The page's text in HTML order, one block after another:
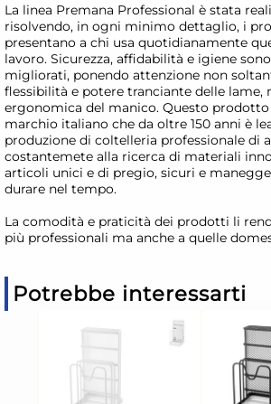
La linea Premana Professional è stata
risolvendo, in ogni minimo dettaglio, i
presentano a chi usa quotidianamente
lavoro. Sicurezza, affidabilità e igiene
migliorati, ponendo attenzione non
flessibilità e potere tranciante delle lame,
ergonomica del manico. Questo
marchio italiano che da oltre 150 anni è
produzione di coltelleria professionale di
costantemete alla ricerca di materiali
articoli unici e di pregio, sicuri e
durare nel tempo.
La comodità e praticità dei prodotti li
più professionali ma anche a quelle
Potrebbe interessarti